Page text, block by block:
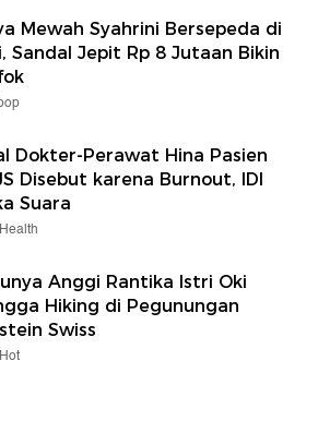
Mewah Syahrini Bersepeda di
Sandal Jepit Rp 8 Jutaan Bikin
Dokter-Perawat Hina Pasien
Disebut karena Burnout, IDI
Suara
Anggi Rantika Istri Oki
Hiking di Pegunungan
Swiss